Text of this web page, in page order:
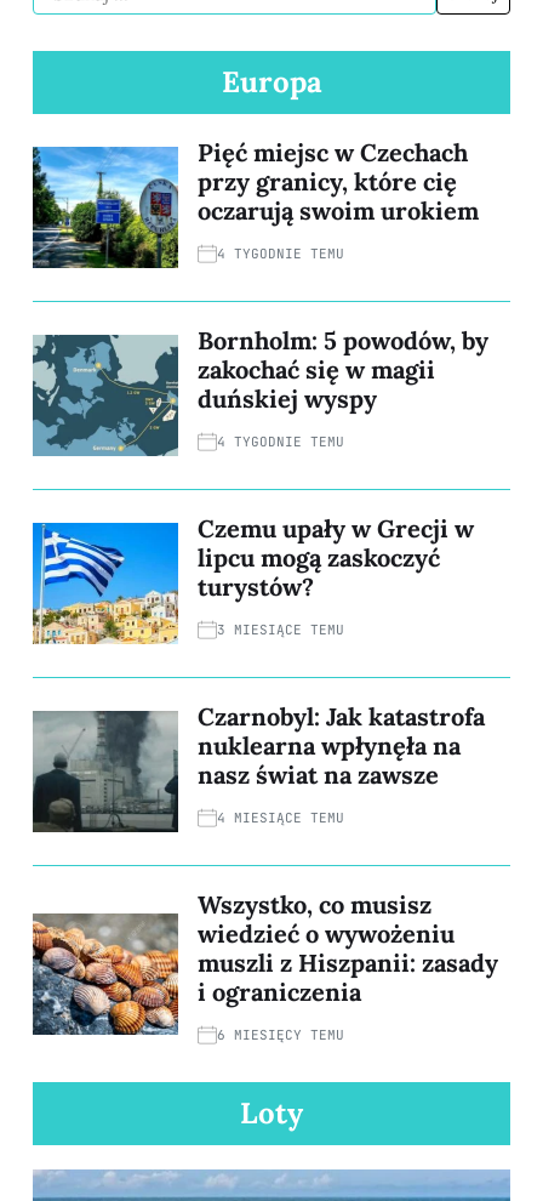
Europa
Pięć miejsc w Czechach
przy granicy, które cię
oczarują swoim urokiem
4 TYGODNIE TEMU
Bornholm: 5 powodów, by
zakochać się w magii
duńskiej wyspy
4 TYGODNIE TEMU
Czemu upały w Grecji w
lipcu mogą zaskoczyć
turystów?
3 MIESIĄCE TEMU
Czarnobyl: Jak katastrofa
nuklearna wpłynęła na
nasz świat na zawsze
4 MIESIĄCE TEMU
Wszystko, co musisz
wiedzieć o wywożeniu
muszli z Hiszpanii: zasady
i ograniczenia
6 MIESIĘCY TEMU
Loty